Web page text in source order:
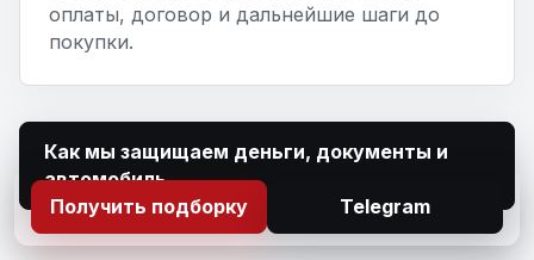
оплаты, договор и дальнейшие шаги до
покупки.
Как мы защищаем деньги, документы и
автомобиль
Получить подборку
Telegram